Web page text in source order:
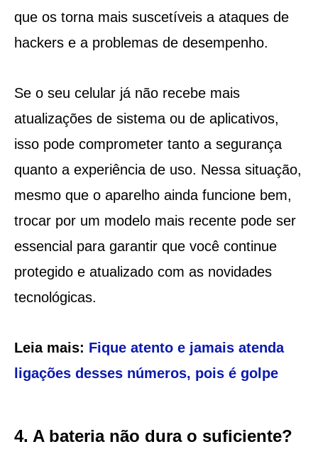
que os torna mais suscetíveis a ataques de
hackers e a problemas de desempenho.
Se o seu celular já não recebe mais
atualizações de sistema ou de aplicativos,
isso pode comprometer tanto a segurança
quanto a experiência de uso. Nessa situação,
mesmo que o aparelho ainda funcione bem,
trocar por um modelo mais recente pode ser
essencial para garantir que você continue
protegido e atualizado com as novidades
tecnológicas.
Leia mais: Fique atento e jamais atenda
ligações desses números, pois é golpe
4. A bateria não dura o suficiente?